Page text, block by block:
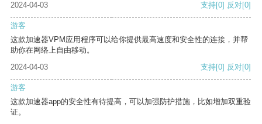
2024-04-03
支持[0] 反对[0]
游客
这款加速器VPM应用程序可以给你提供最高速度和安全性的连接，并帮
助你在网络上自由移动。
2024-04-03
支持[0] 反对[0]
游客
这款加速器app的安全性有待提高，可以加强防护措施，比如增加双重验
证。